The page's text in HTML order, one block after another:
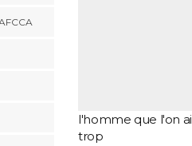
l'homme que l'on
trop